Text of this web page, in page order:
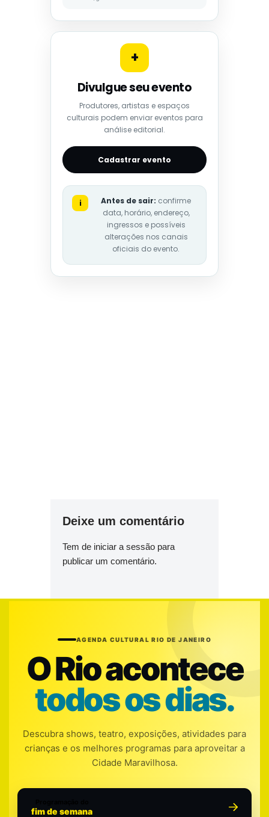
+
Divulgue seu evento
Produtores, artistas e espaços
culturais podem enviar eventos para
análise editorial.
Cadastrar evento
i Antes de sair: confirme
data, horário, endereço,
ingressos e possíveis
alterações nos canais
oficiais do evento.
Deixe um comentário
Tem de iniciar a sessão para
publicar um comentário.
AGENDA CULTURAL RIO DE JANEIRO
O Rio acontece
todos os dias.
Descubra shows, teatro, exposições, atividades para
crianças e os melhores programas para aproveitar a
Cidade Maravilhosa.
fim de semana